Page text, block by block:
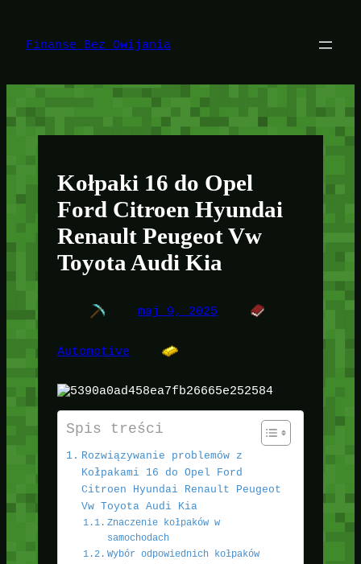
treści
Finanse Bez Owijania
Kołpaki 16 do Opel
Ford Citroen Hyundai
Renault Peugeot Vw
Toyota Audi Kia
maj 9, 2025
Automotive
Spis treści
Rozwiązywanie problemów z
Kołpakami 16 do Opel Ford
Citroen Hyundai Renault Peugeot
Vw Toyota Audi Kia
Znaczenie kołpaków w
samochodach
Wybór odpowiednich kołpaków